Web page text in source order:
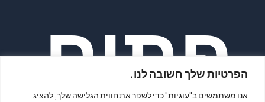
הפרטיות שלך חשובה לנו.
אנו משתמשים ב"עוגיות" כדי לשפר את חווית הגלישה שלך, להציג
פתיח